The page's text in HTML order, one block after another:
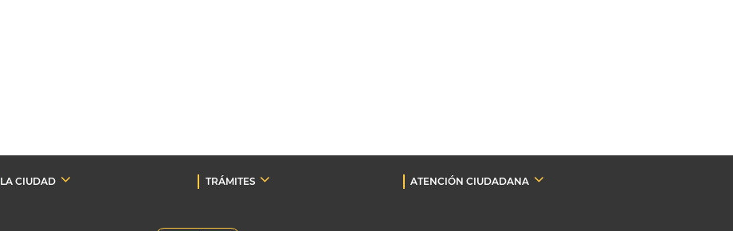
LA CIUDAD TRÁMITES
ATENCIÓN CIUDADANA